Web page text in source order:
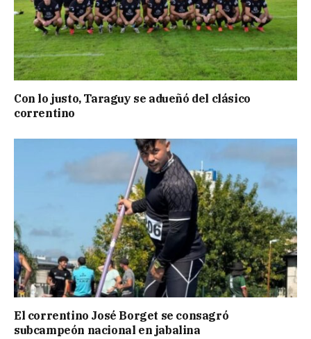
Con lo justo, Taraguy se adueñó del clásico
correntino
El correntino José Borget se consagró
subcampeón nacional en jabalina